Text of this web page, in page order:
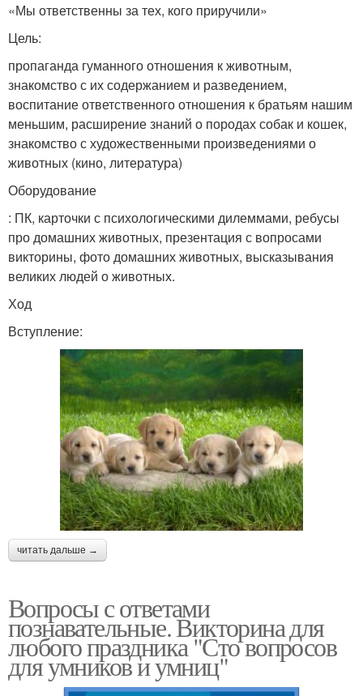
«Мы ответственны за тех, кого приручили»
Цель:
пропаганда гуманного отношения к животным,
знакомство с их содержанием и разведением,
воспитание ответственного отношения к братьям нашим
меньшим, расширение знаний о породах собак и кошек,
знакомство с художественными произведениями о
животных (кино, литература)
Оборудование
: ПК, карточки с психологическими дилеммами, ребусы
про домашних животных, презентация с вопросами
викторины, фото домашних животных, высказывания
великих людей о животных.
Ход
Вступление:
читать дальше →
Вопросы с ответами
познавательные. Викторина для
любого праздника "Сто вопросов
для умников и умниц"